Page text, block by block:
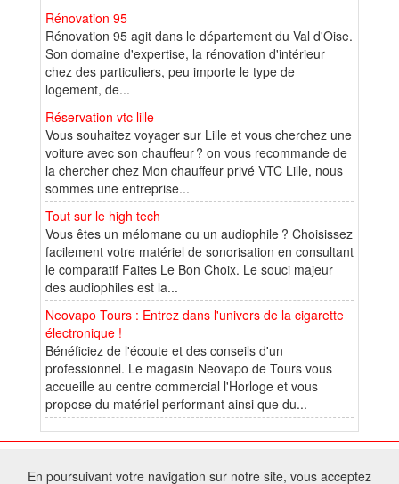
Rénovation 95
Rénovation 95 agit dans le département du Val d'Oise.
Son domaine d'expertise, la rénovation d'intérieur
chez des particuliers, peu importe le type de
logement, de...
Réservation vtc lille
Vous souhaitez voyager sur Lille et vous cherchez une
voiture avec son chauffeur ? on vous recommande de
la chercher chez Mon chauffeur privé VTC Lille, nous
sommes une entreprise...
Tout sur le high tech
Vous êtes un mélomane ou un audiophile ? Choisissez
facilement votre matériel de sonorisation en consultant
le comparatif Faites Le Bon Choix. Le souci majeur
des audiophiles est la...
Neovapo Tours : Entrez dans l'univers de la cigarette
électronique !
Bénéficiez de l'écoute et des conseils d'un
professionnel. Le magasin Neovapo de Tours vous
accueille au centre commercial l'Horloge et vous
propose du matériel performant ainsi que du...
En poursuivant votre navigation sur notre site, vous acceptez